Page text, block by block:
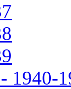
1940-